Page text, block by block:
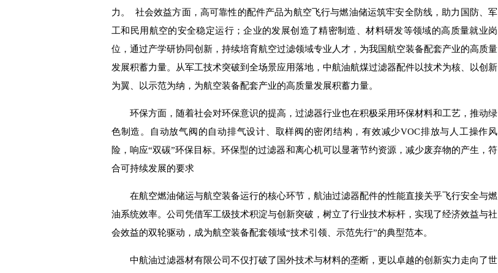
力。
社会效益方面，高可靠性的配件产品为航空飞行与燃油储运筑牢安全防线，助力国防、军
工和 民用航空的安全稳定运行； 企业的发展创造了精密制造、材料研发等领域的高质量就业岗
位，通过产学研协同创新，持续培育航空过滤领域专业人才，为我国航空装备配套产业的高质量
发展积蓄力量。从军工技术突破到全场景应用落地，中航油航煤过滤器配件以技术为核、以创新
为翼、以示范为纳 ， 为航空装备配套产业的高质量发展积蓄力量。
环保方面，随着社会对环保意识的提高，过滤器行业也在积极采用环保材料和工艺，推动绿
色制造。自动放气阀的自动排气设计、取样阀的密闭结构，有效减少VOC排放与人工操作风
险，响应“双碳”环保目标。环保型的过滤器和离心机可以显著节约资源，减少废弃物的产生，符
合可持续发展的要求
在航空燃油储运与航空装备运行的核心环节，航油过滤器配件的性能直接关乎飞行安全与燃
油系统效率。公司凭借军工级技术积淀与创新突破，树立了行业技术标杆，实现了经济效益与社
会效益的双轮驱动，成为航空装备配套领域“技术引领、示范先行”的典型范本。
中航油过滤器材有限公司不仅打破了国外技术与材料的垄断，更以卓越的创新实力走向了世